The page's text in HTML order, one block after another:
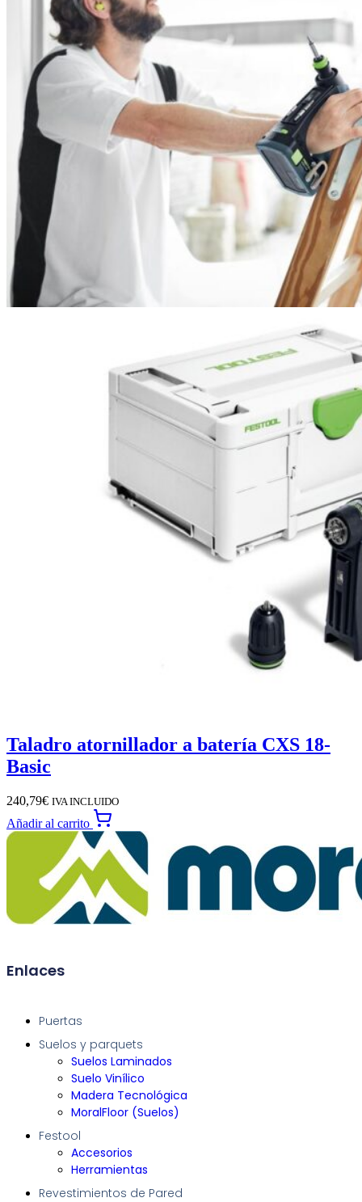
Taladro atornillador a batería CXS 18-
Basic
240,79€ IVA INCLUIDO
Añadir al carrito
Enlaces
Puertas
Suelos y parquets
Suelos Laminados
Suelo Vinílico
Madera Tecnológica
MoralFloor (Suelos)
Festool
Accesorios
Herramientas
Revestimientos de Pared